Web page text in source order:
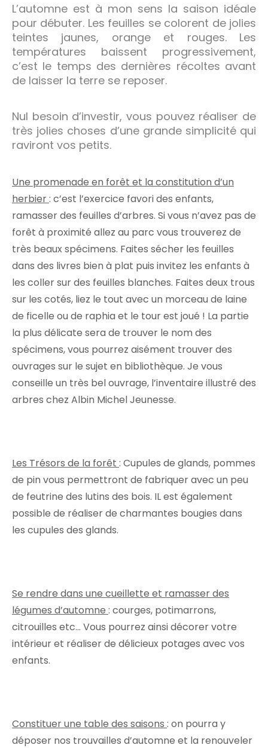
L’automne est à mon sens la saison idéale
pour débuter. Les feuilles se colorent de jolies
teintes jaunes, orange et rouges. Les
températures baissent progressivement,
c’est le temps des dernières récoltes avant
de laisser la terre se reposer.
Nul besoin d’investir, vous pouvez réaliser de
très jolies choses d’une grande simplicité qui
raviront vos petits.
Une promenade en forêt et la constitution d’un
herbier: c’est l’exercice favori des enfants,
ramasser des feuilles d’arbres. Si vous n’avez pas de
forêt à proximité allez au parc vous trouverez de
très beaux spécimens. Faites sécher les feuilles
dans des livres bien à plat puis invitez les enfants à
les coller sur des feuilles blanches. Faites deux trous
sur les cotés, liez le tout avec un morceau de laine
de ficelle ou de raphia et le tour est joué ! La partie
la plus délicate sera de trouver le nom des
spécimens, vous pourrez aisément trouver des
ouvrages sur le sujet en bibliothèque. Je vous
conseille un très bel ouvrage, l’inventaire illustré des
arbres chez Albin Michel Jeunesse.
Les Trésors de la forêt : Cupules de glands, pommes
de pin vous permettront de fabriquer avec un peu
de feutrine des lutins des bois. IL est également
possible de réaliser de charmantes bougies dans
les cupules des glands.
Se rendre dans une cueillette et ramasser des
légumes d’automne : courges, potimarrons,
citrouilles etc… Vous pourrez ainsi décorer votre
intérieur et réaliser de délicieux potages avec vos
enfants.
Constituer une table des saisons : on pourra y
déposer nos trouvailles d’automne et la renouveler